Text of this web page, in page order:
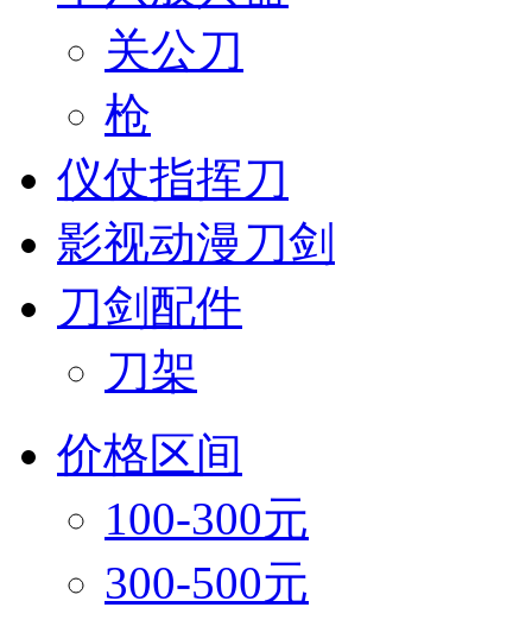
关公刀
枪
仪仗指挥刀
影视动漫刀剑
刀剑配件
刀架
价格区间
100-300元
300-500元